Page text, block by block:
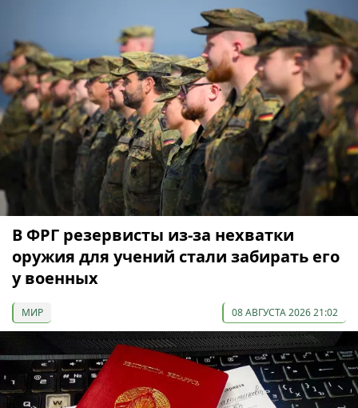
В ФРГ резервисты из-за нехватки
оружия для учений стали забирать его
у военных
МИР 08 АВГУСТА 2026 21:02